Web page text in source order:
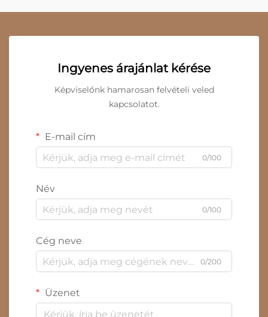
Ingyenes árajánlat kérése
Képviselőnk hamarosan felvételi veled
kapcsolatot.
E-mail cím
0/100
Név
0/100
Cég neve
0/200
Üzenet